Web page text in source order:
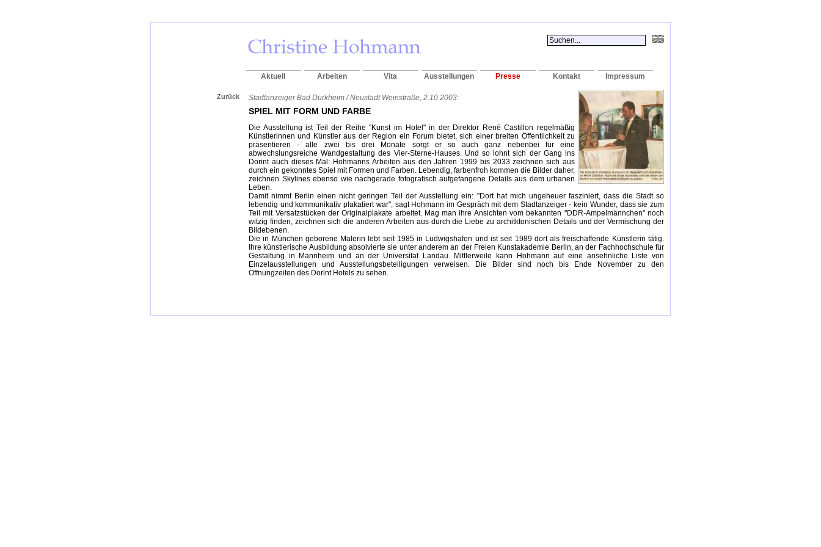
Aktuell Arbeiten Vita Ausstellungen Presse Kontakt Impressum
Zurück Stadtanzeiger Bad Dürkheim / Neustadt Weinstraße, 2.10.2003:
SPIEL MIT FORM UND FARBE
Die Ausstellung ist Teil der Reihe "Kunst im Hotel" in der Direktor René Castillon regelmäßig
Künstlerinnen und Künstler aus der Region ein Forum bietet, sich einer breiten Öffentlichkeit zu
präsentieren - alle zwei bis drei Monate sorgt er so auch ganz nebenbei für eine
abwechslungsreiche Wandgestaltung des Vier-Sterne-Hauses. Und so lohnt sich der Gang ins
Dorint auch dieses Mal: Hohmanns Arbeiten aus den Jahren 1999 bis 2033 zeichnen sich aus
durch ein gekonntes Spiel mit Formen und Farben. Lebendig, farbenfroh kommen die Bilder daher,
zeichnen Skylines ebenso wie nachgerade fotografisch aufgefangene Details aus dem urbanen
Leben.
Damit nimmt Berlin einen nicht geringen Teil der Ausstellung ein: "Dort hat mich ungeheuer fasziniert, dass die Stadt so
lebendig und kommunikativ plakatiert war", sagt Hohmann im Gespräch mit dem Stadtanzeiger - kein Wunder, dass sie zum
Teil mit Versatzstücken der Originalplakate arbeitet. Mag man ihre Ansichten vom bekannten "DDR-Ampelmännchen" noch
witzig finden, zeichnen sich die anderen Arbeiten aus durch die Liebe zu architktonischen Details und der Vermischung der
Bildebenen.
Die in München geborene Malerin lebt seit 1985 in Ludwigshafen und ist seit 1989 dort als freischaffende Künstlerin tätig.
Ihre künstlerische Ausbildung absolvierte sie unter anderem an der Freien Kunstakademie Berlin, an der Fachhochschule für
Gestaltung in Mannheim und an der Universität Landau. Mittlerweile kann Hohmann auf eine ansehnliche Liste von
Einzelausstellungen und Ausstellungsbeteiligungen verweisen. Die Bilder sind noch bis Ende November zu den
Öffnungzeiten des Dorint Hotels zu sehen.